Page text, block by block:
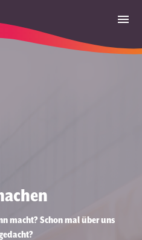
macht? Schon mal über uns